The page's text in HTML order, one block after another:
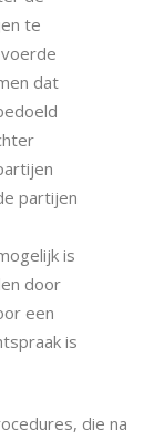
te
dat
partijen
is
door
een
is
die na